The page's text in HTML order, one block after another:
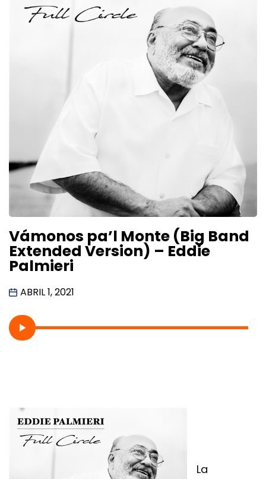
Vámonos pa’l Monte (Big Band
Extended Version) – Eddie
Palmieri
ABRIL 1, 2021
La